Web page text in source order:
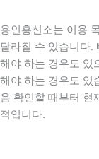
용인흥신소는 이용
달라질 수 있습니다.
해야 하는 경우도 있
해야 하는 경우도 있
음 확인할 때부터 현
적입니다.